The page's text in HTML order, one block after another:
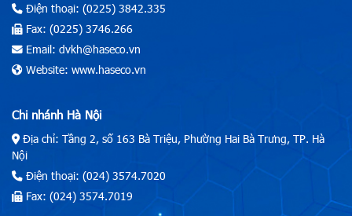
Điện thoại: (0225) 3842.335
Fax: (0225) 3746.266
Email: dvkh@haseco.vn
Website: www.haseco.vn
Chi nhánh Hà Nội
Địa chỉ: Tầng 2, số 163 Bà Triệu, Phường Hai Bà Trưng, TP. Hà
Nội
Điện thoại: (024) 3574.7020
Fax: (024) 3574.7019